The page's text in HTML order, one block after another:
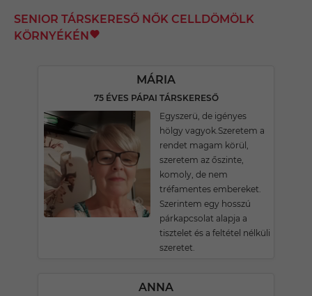
SENIOR TÁRSKERESŐ NŐK CELLDÖMÖLK
KÖRNYÉKÉN
MÁRIA
75 ÉVES PÁPAI TÁRSKERESŐ
Egyszerü, de igényes
hölgy vagyok.Szeretem a
rendet magam körül,
szeretem az őszinte,
komoly, de nem
tréfamentes embereket.
Szerintem egy hosszú
párkapcsolat alapja a
tisztelet és a feltétel nélküli
szeretet.
ANNA